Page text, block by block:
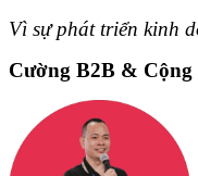
Vì sự phát triển kinh
Cường B2B & Cộng